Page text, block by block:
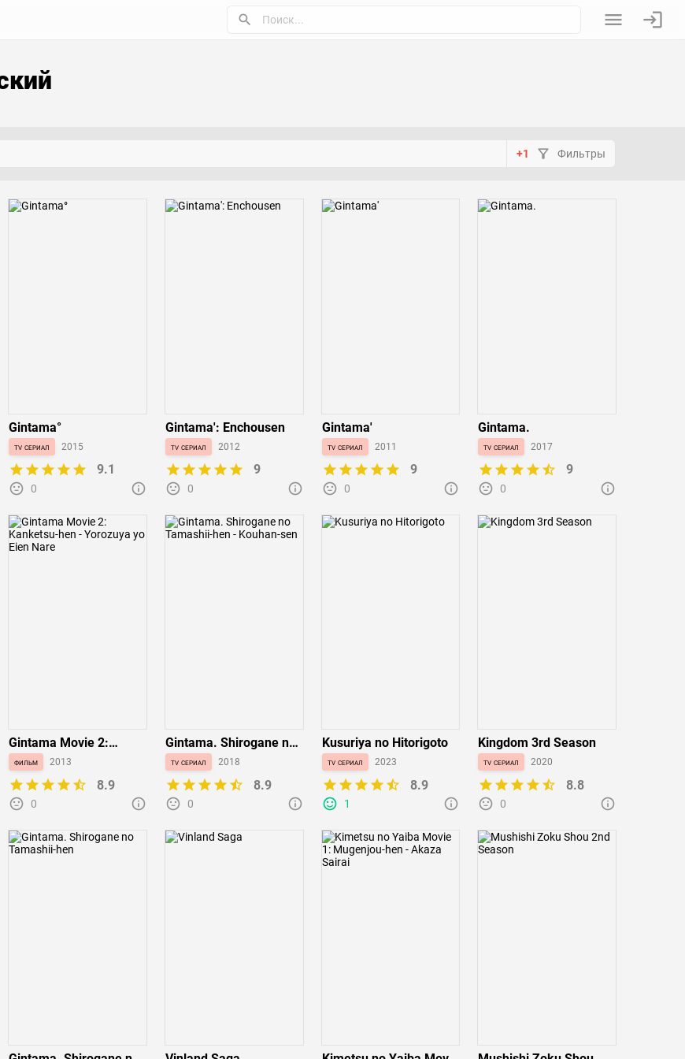
+1 Фильтры
Gintama°
tv сериал 2015
9.1
0
Gintama': Enchousen
tv сериал 2012
9
0
Gintama'
tv сериал 2011
9
0
Gintama.
tv сериал 2017
9
0
Gintama Movie 2:
Kanketsu-hen -
Yorozuya yo Eien Nare
фильм 2013
8.9
0
Gintama. Shirogane no
Tamashii-hen - Kouhan-
sen
tv сериал 2018
8.9
0
Kusuriya no Hitorigoto
tv сериал 2023
8.9
1
Kingdom 3rd Season
tv сериал 2020
8.8
0